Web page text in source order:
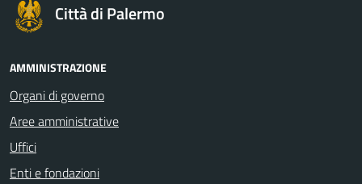
Città di Palermo
AMMINISTRAZIONE
Organi di governo
Aree amministrative
Uffici
Enti e fondazioni